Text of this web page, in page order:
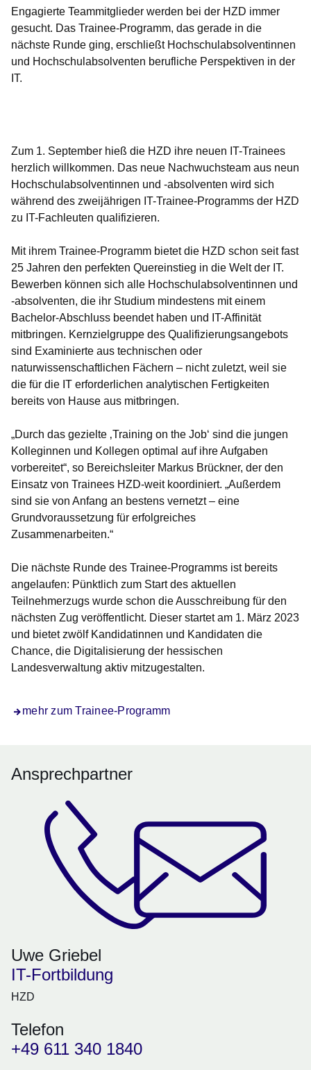
Engagierte Teammitglieder werden bei der HZD immer
gesucht. Das Trainee-Programm, das gerade in die
nächste Runde ging, erschließt Hochschulabsolventinnen
und Hochschulabsolventen berufliche Perspektiven in der
IT.
Zum 1. September hieß die HZD ihre neuen IT-Trainees
herzlich willkommen. Das neue Nachwuchsteam aus neun
Hochschulabsolventinnen und -absolventen wird sich
während des zweijährigen IT-Trainee-Programms der HZD
zu IT-Fachleuten qualifizieren.
Mit ihrem Trainee-Programm bietet die HZD schon seit fast
25 Jahren den perfekten Quereinstieg in die Welt der IT.
Bewerben können sich alle Hochschulabsolventinnen und
-absolventen, die ihr Studium mindestens mit einem
Bachelor-Abschluss beendet haben und IT-Affinität
mitbringen. Kernzielgruppe des Qualifizierungsangebots
sind Examinierte aus technischen oder
naturwissenschaftlichen Fächern – nicht zuletzt, weil sie
die für die IT erforderlichen analytischen Fertigkeiten
bereits von Hause aus mitbringen.
„Durch das gezielte ‚Training on the Job‘ sind die jungen
Kolleginnen und Kollegen optimal auf ihre Aufgaben
vorbereitet“, so Bereichsleiter Markus Brückner, der den
Einsatz von Trainees HZD-weit koordiniert. „Außerdem
sind sie von Anfang an bestens vernetzt – eine
Grundvoraussetzung für erfolgreiches
Zusammenarbeiten.“
Die nächste Runde des Trainee-Programms ist bereits
angelaufen: Pünktlich zum Start des aktuellen
Teilnehmerzugs wurde schon die Ausschreibung für den
nächsten Zug veröffentlicht. Dieser startet am 1. März 2023
und bietet zwölf Kandidatinnen und Kandidaten die
Chance, die Digitalisierung der hessischen
Landesverwaltung aktiv mitzugestalten.
mehr zum Trainee-Programm
Ansprechpartner
Uwe Griebel
IT-Fortbildung
HZD
Telefon
+49 611 340 1840